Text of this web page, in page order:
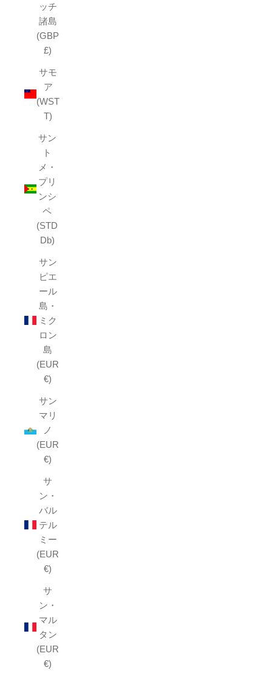
ッチ
諸島
(GBP
£)
サモ
ア
(WST
T)
サン
ト
メ・
プリ
ンシ
ペ
(STD
Db)
サン
ピエ
ール
島・
ミク
ロン
島
(EUR
€)
サン
マリ
ノ
(EUR
€)
サ
ン・
バル
テル
ミー
(EUR
€)
サ
ン・
マル
タン
(EUR
€)